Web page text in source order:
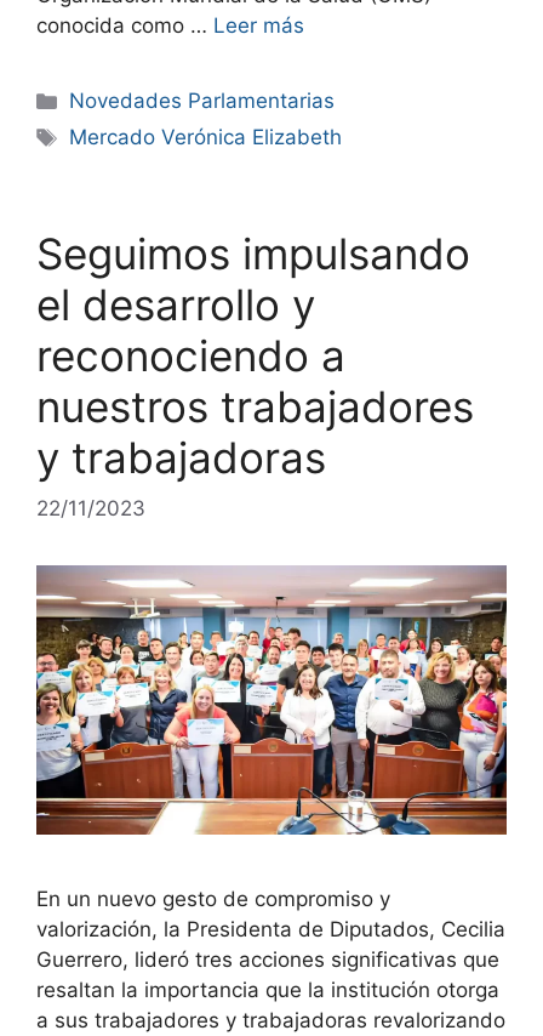
conocida como … Leer más
Novedades Parlamentarias
Mercado Verónica Elizabeth
Seguimos impulsando
el desarrollo y
reconociendo a
nuestros trabajadores
y trabajadoras
22/11/2023
En un nuevo gesto de compromiso y
valorización, la Presidenta de Diputados, Cecilia
Guerrero, lideró tres acciones significativas que
resaltan la importancia que la institución otorga
a sus trabajadores y trabajadoras revalorizando